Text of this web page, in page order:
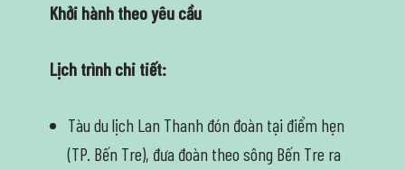
Khởi hành theo yêu cầu
Lịch trình chi tiết:
Tàu du lịch Lan Thanh đón đoàn tại điểm hẹn
(TP. Bến Tre), đưa đoàn theo sông Bến Tre ra